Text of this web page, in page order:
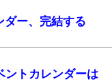
ダー、完結する
ントカレンダーは